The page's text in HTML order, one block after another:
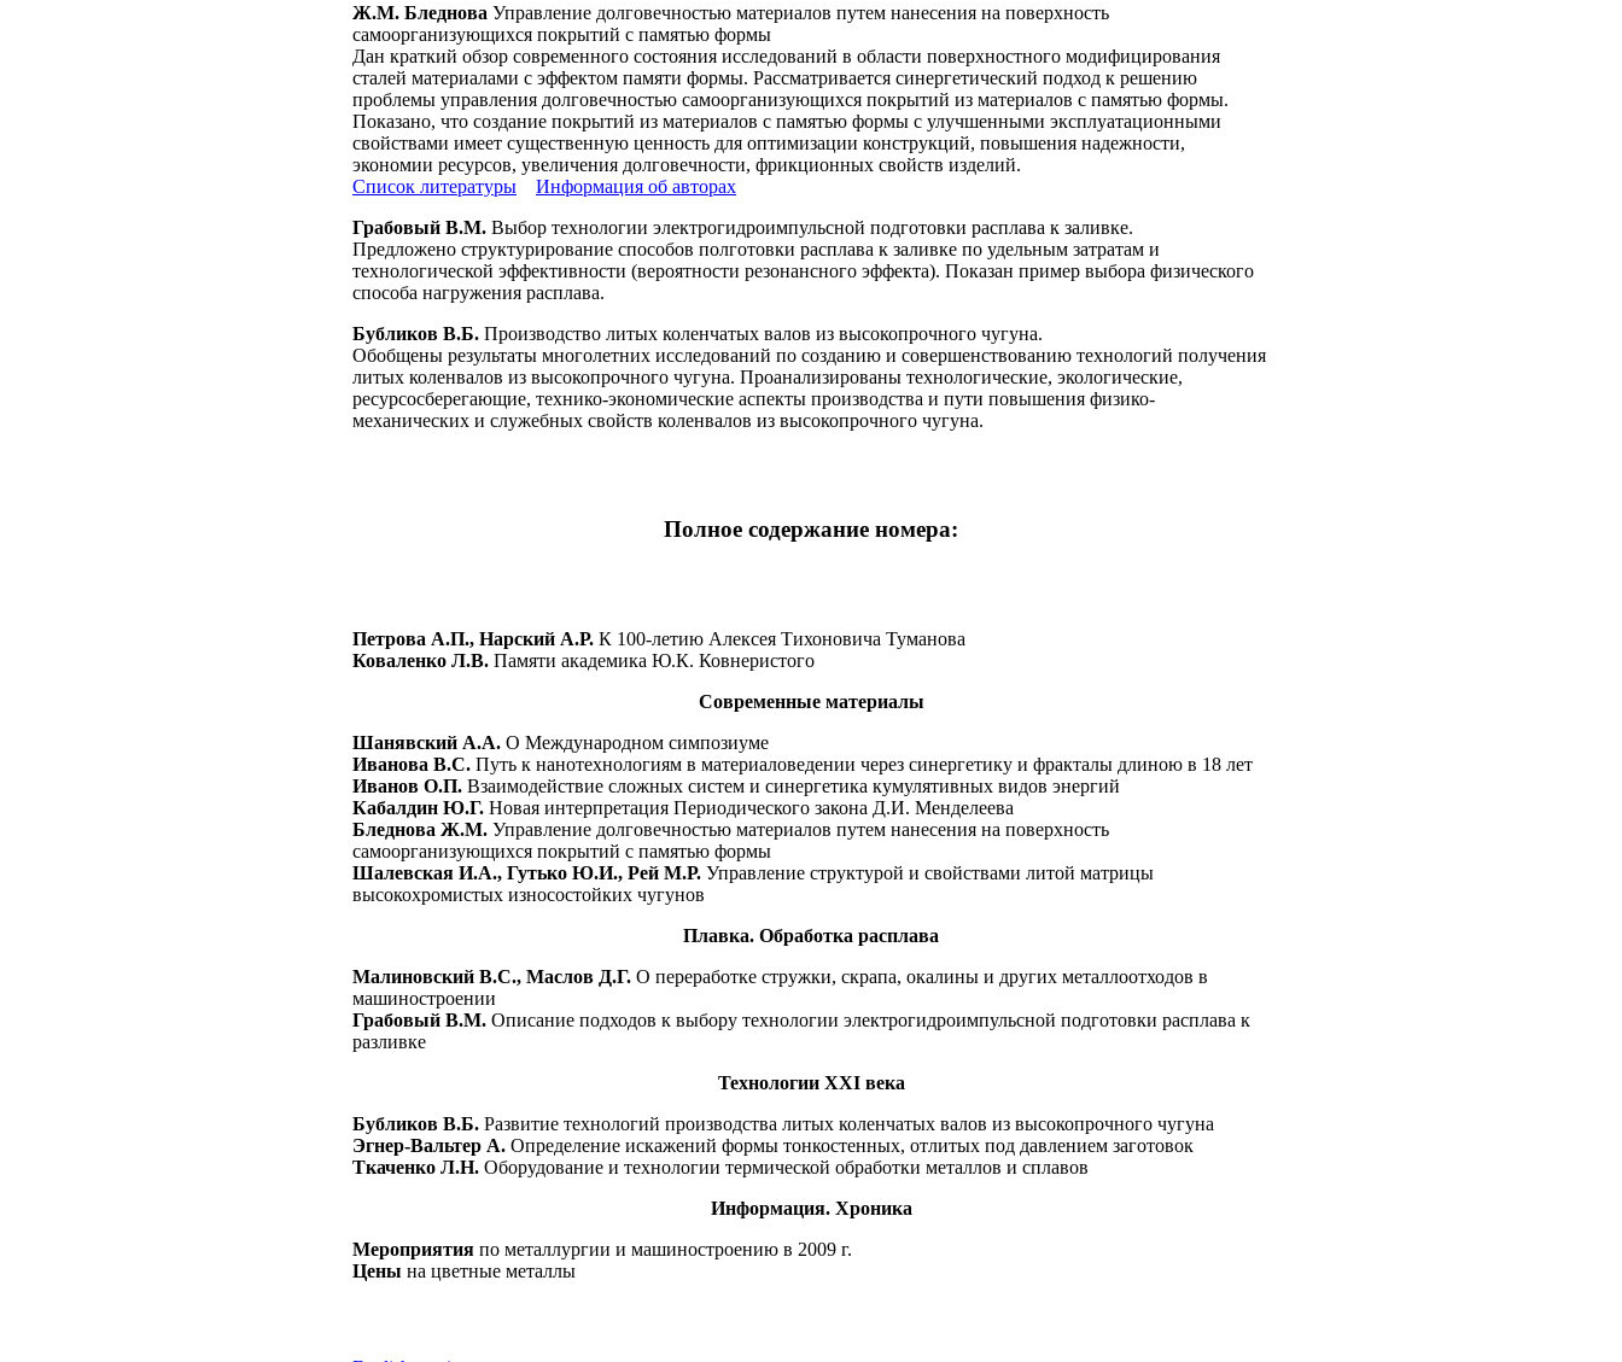
Ж.М. Бледнова Управление долговечностью материалов путем нанесения на поверхность
самоорганизующихся покрытий с памятью формы
Дан краткий обзор современного состояния исследований в области поверхностного модифицирования
сталей материалами с эффектом памяти формы. Рассматривается синергетический подход к решению
проблемы управления долговечностью самоорганизующихся покрытий из материалов с памятью формы.
Показано, что создание покрытий из материалов с памятью формы с улучшенными эксплуатационными
свойствами имеет существенную ценность для оптимизации конструкций, повышения надежности,
экономии ресурсов, увеличения долговечности, фрикционных свойств изделий.
Список литературы
Информация об авторах
Грабовый В.М. Выбор технологии электрогидроимпульсной подготовки расплава к заливке.
Предложено структурирование способов полготовки расплава к заливке по удельным затратам и
технологической эффективности (вероятности резонансного эффекта). Показан пример выбора физического
способа нагружения расплава.
Бубликов В.Б. Производство литых коленчатых валов из высокопрочного чугуна.
Обобщены результаты многолетних исследований по созданию и совершенствованию технологий получения
литых коленвалов из высокопрочного чугуна. Проанализированы технологические, экологические,
ресурсосберегающие, технико-экономические аспекты производства и пути повышения физико-
механических и служебных свойств коленвалов из высокопрочного чугуна.
Полное содержание номера:
Петрова А.П., Нарский А.Р. К 100-летию Алексея Тихоновича Туманова
Коваленко Л.В. Памяти академика Ю.К. Ковнеристого
Современные материалы
Шанявский А.А. О Международном симпозиуме
Иванова В.С. Путь к нанотехнологиям в материаловедении через синергетику и фракталы длиною в 18 лет
Иванов О.П. Взаимодействие сложных систем и синергетика кумулятивных видов энергий
Кабалдин Ю.Г. Новая интерпретация Периодического закона Д.И. Менделеева
Бледнова Ж.М. Управление долговечностью материалов путем нанесения на поверхность
самоорганизующихся покрытий с памятью формы
Шалевская И.А., Гутько Ю.И., Рей М.Р. Управление структурой и свойствами литой матрицы
высокохромистых износостойких чугунов
Плавка. Обработка расплава
Малиновский В.С., Маслов Д.Г. О переработке стружки, скрапа, окалины и других металлоотходов в
машиностроении
Грабовый В.М. Описание подходов к выбору технологии электрогидроимпульсной подготовки расплава к
разливке
Технологии XXI века
Бубликов В.Б. Развитие технологий производства литых коленчатых валов из высокопрочного чугуна
Эгнер-Вальтер А. Определение искажений формы тонкостенных, отлитых под давлением заготовок
Ткаченко Л.Н. Оборудование и технологии термической обработки металлов и сплавов
Информация. Хроника
Мероприятия по металлургии и машиностроению в 2009 г.
Цены на цветные металлы